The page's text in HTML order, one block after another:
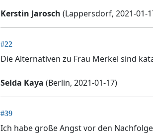
Kerstin Jarosch (Lappersdorf, 2021-01-
#22
Die Alternativen zu Frau Merkel sind
Selda Kaya (Berlin, 2021-01-17)
#39
Ich habe große Angst vor den